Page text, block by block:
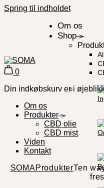
Spring til indholdet
Om os
Shop
0
Din indkøbskurv er i
Om os
Produkter
CBD olie
CBD mist
Viden
Kontakt
SOMAProdukterTen